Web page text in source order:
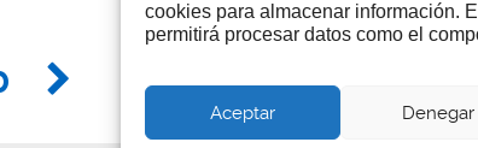
cookies para almacenar información.
permitirá procesar datos como el
Aceptar Denegar